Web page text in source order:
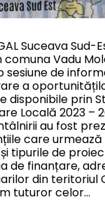
Suceava Sud-
comuna Vadu
sesiune de
a
disponibile prin
Locală 2023 –
au fost
care urmează
tipurile de
de finanțare,
din teritoriul
tuturor celor…